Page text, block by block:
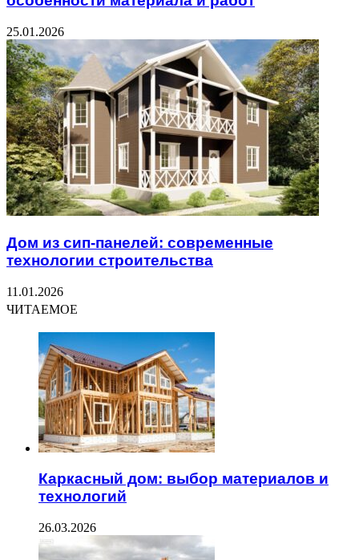
25.01.2026
Дом из сип-панелей: современные
технологии строительства
11.01.2026
ЧИТАЕМОЕ
Каркасный дом: выбор материалов и
технологий
26.03.2026